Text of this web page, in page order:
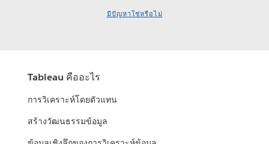
มีปัญหาใช่หรือไม่
Tableau คืออะไร
การวิเคราะห์โดยตัวแทน
สร้างวัฒนธรรมข้อมูล